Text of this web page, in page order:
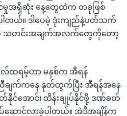
င်မှုအရှိဆုံး နေ့တွေထဲက တခုဖြစ်
ယ်။ ဒါပေမဲ့ ဒုံးကျည်နဲ့ပတ်သက်
သတင်းအချက်အလက်တွေကိုတော့
လ်ထရမ့်ဟာ မနှစ်က အီရန်
ျက်ကနေ နုတ်ထွက်ပြီး အီရန်အနေ
င်အောင်၊ ထိန်းချုပ်နိုင်ဖို့ ဒဏ်ခတ်
ောင်လာခဲ့ပါတယ်။ အဲဒီအချိန်က